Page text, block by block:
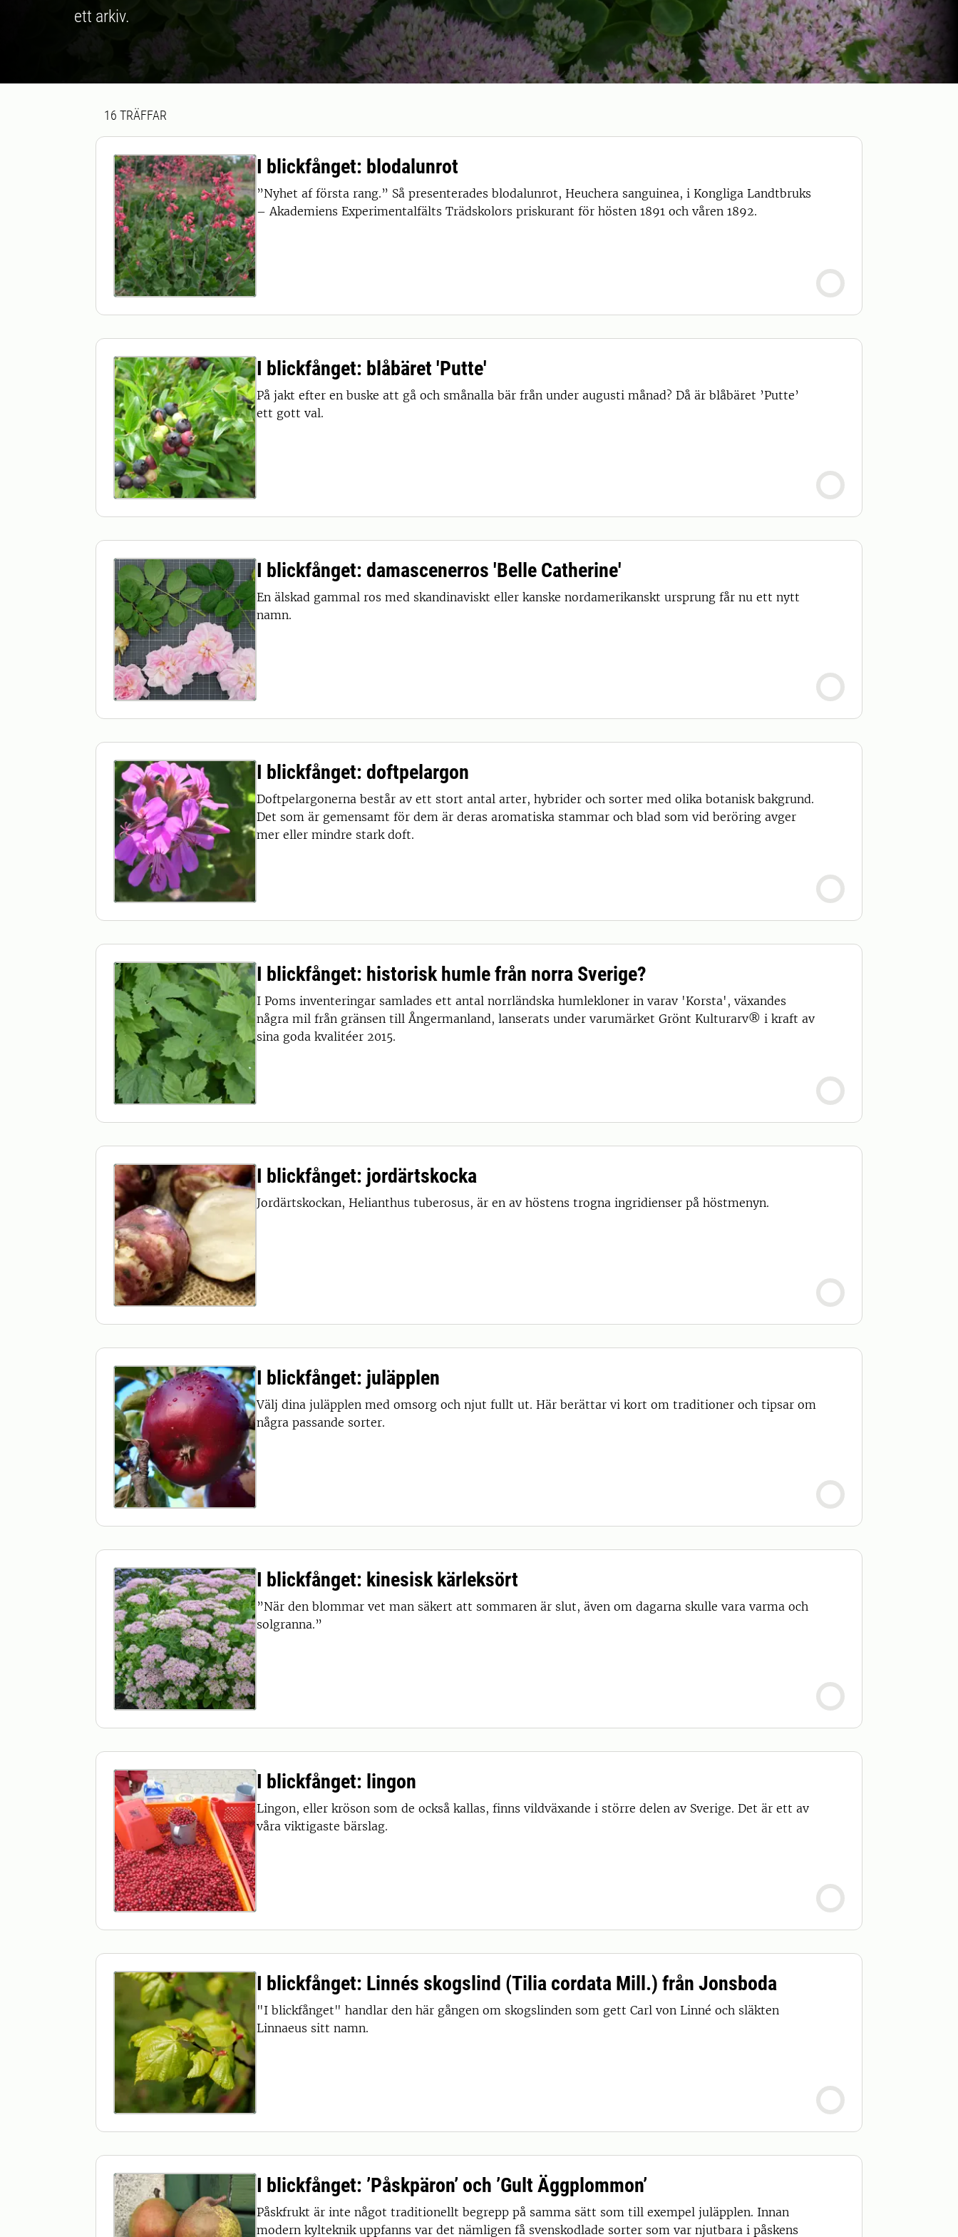
ett arkiv.
Sökresultat
16 TRÄFFAR
I blickfånget: blodalunrot
”Nyhet af första rang.” Så presenterades blodalunrot, Heuchera sanguinea, i Kongliga Landtbruks
– Akademiens Experimentalfälts Trädskolors priskurant för hösten 1891 och våren 1892.
I blickfånget: blåbäret 'Putte'
På jakt efter en buske att gå och smånalla bär från under augusti månad? Då är blåbäret ’Putte’
ett gott val.
I blickfånget: damascenerros 'Belle Catherine'
En älskad gammal ros med skandinaviskt eller kanske nordamerikanskt ursprung får nu ett nytt
namn.
I blickfånget: doftpelargon
Doftpelargonerna består av ett stort antal arter, hybrider och sorter med olika botanisk bakgrund.
Det som är gemensamt för dem är deras aromatiska stammar och blad som vid beröring avger
mer eller mindre stark doft.
I blickfånget: historisk humle från norra Sverige?
I Poms inventeringar samlades ett antal norrländska humlekloner in varav 'Korsta', växandes
några mil från gränsen till Ångermanland, lanserats under varumärket Grönt Kulturarv® i kraft av
sina goda kvalitéer 2015.
I blickfånget: jordärtskocka
Jordärtskockan, Helianthus tuberosus, är en av höstens trogna ingridienser på höstmenyn.
I blickfånget: juläpplen
Välj dina juläpplen med omsorg och njut fullt ut. Här berättar vi kort om traditioner och tipsar om
några passande sorter.
I blickfånget: kinesisk kärleksört
”När den blommar vet man säkert att sommaren är slut, även om dagarna skulle vara varma och
solgranna.”
I blickfånget: lingon
Lingon, eller kröson som de också kallas, finns vildväxande i större delen av Sverige. Det är ett av
våra viktigaste bärslag.
I blickfånget: Linnés skogslind (Tilia cordata Mill.) från Jonsboda
"I blickfånget" handlar den här gången om skogslinden som gett Carl von Linné och släkten
Linnaeus sitt namn.
I blickfånget: ’Påskpäron’ och ’Gult Äggplommon’
Påskfrukt är inte något traditionellt begrepp på samma sätt som till exempel juläpplen. Innan
modern kylteknik uppfanns var det nämligen få svenskodlade sorter som var njutbara i påskens